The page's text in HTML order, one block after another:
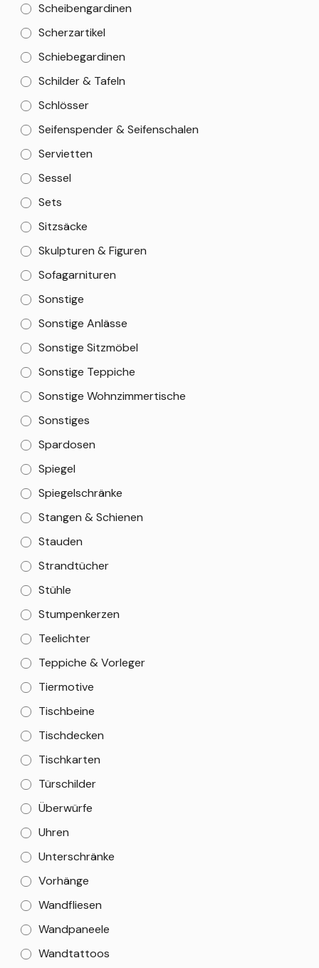
Scheibengardinen
Scherzartikel
Schiebegardinen
Schilder & Tafeln
Schlösser
Seifenspender & Seifenschalen
Servietten
Sessel
Sets
Sitzsäcke
Skulpturen & Figuren
Sofagarnituren
Sonstige
Sonstige Anlässe
Sonstige Sitzmöbel
Sonstige Teppiche
Sonstige Wohnzimmertische
Sonstiges
Spardosen
Spiegel
Spiegelschränke
Stangen & Schienen
Stauden
Strandtücher
Stühle
Stumpenkerzen
Teelichter
Teppiche & Vorleger
Tiermotive
Tischbeine
Tischdecken
Tischkarten
Türschilder
Überwürfe
Uhren
Unterschränke
Vorhänge
Wandfliesen
Wandpaneele
Wandtattoos